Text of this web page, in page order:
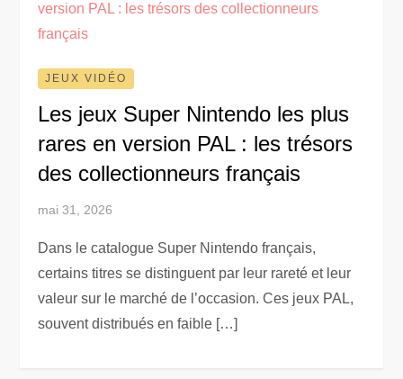
JEUX VIDÉO
Les jeux Super Nintendo les plus
rares en version PAL : les trésors
des collectionneurs français
mai 31, 2026
Dans le catalogue Super Nintendo français,
certains titres se distinguent par leur rareté et leur
valeur sur le marché de l’occasion. Ces jeux PAL,
souvent distribués en faible […]